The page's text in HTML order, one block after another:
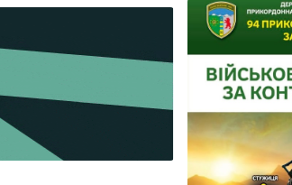
13 людей (ФОТО)...
обвинувачен...